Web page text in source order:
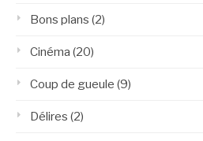
Bons plans (2)
Cinéma (20)
Coup de gueule (9)
Délires (2)